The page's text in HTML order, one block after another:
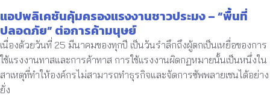
แอปพลิเคชันคุ้มครองแรงงานชาวประมง – “พื้นที่
ปลอดภัย” ต่อการค้ามนุษย์
เนื่องด้วยวันที่ 25 มีนาคมของทุกปี เป็นวันรำลึกถึงผู้ตกเป็นเหยื่อของการ
ใช้แรงงานทาสและการค้าทาส การใช้แรงงานผิดกฏหมายนั้นเป็นหนึ่งใน
สาเหตุที่ทำให้องค์กรไม่สามารถทำธุรกิจและจัดการซัพพลายเชนได้อย่าง
ยั่ง